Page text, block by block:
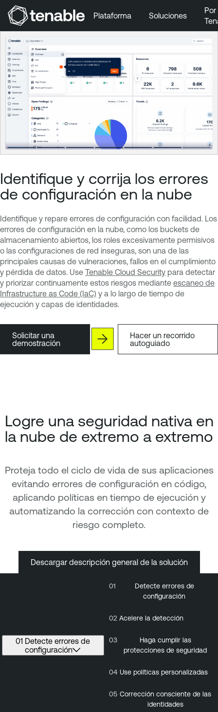
Ir a la navegación principal
Ir al contenido principal
Ir al pie de página
Plataforma Soluciones
Identifique y corrija los errores
de configuración en la nube
Identifique y repare errores de configuración con facilidad. Los
errores de configuración en la nube, como los buckets de
almacenamiento abiertos, los roles excesivamente permisivos
o las configuraciones de red inseguras, son una de las
principales causas de vulneraciones, fallos en el cumplimiento
y pérdida de datos. Use Tenable Cloud Security para detectar
y priorizar continuamente estos riesgos mediante escaneo de
Infrastructure as Code (IaC) y a lo largo de tiempo de
ejecución y capas de identidades.
Solicitar una
demostración
Hacer un recorrido
autoguiado
Logre una seguridad nativa en
la nube de extremo a extremo
Proteja todo el ciclo de vida de sus aplicaciones
evitando errores de configuración en código,
aplicando políticas en tiempo de ejecución y
automatizando la corrección con contexto de
riesgo completo.
Descargar descripción general de la solución
01 Detecte errores de
configuración
01
Detecte
errores de
01
Detecte errores de
configuración
02 Acelere la detección
03
Haga cumplir las
protecciones de seguridad
04 Use políticas personalizadas
05 Corrección consciente de las
identidades